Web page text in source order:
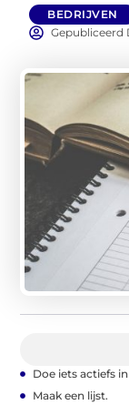
BEDRIJVEN
Gepubliceerd
Doe iets actiefs
Maak een lijst.